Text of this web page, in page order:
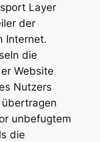
Layer
der
Internet.
die
Website
Nutzers
unbefugtem
die